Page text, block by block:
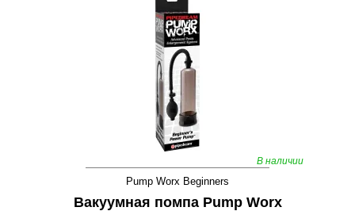
В наличии
Pump Worx Beginners
Вакуумная помпа Pump Worx